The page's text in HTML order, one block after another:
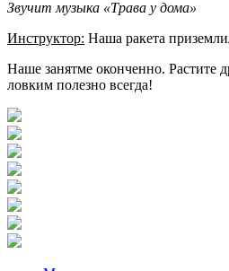
Звучит музыка «Трава у дома»
Инструктор: Наша ракета
Наше занятме оконченно. Растите
ловким полезно всегда!